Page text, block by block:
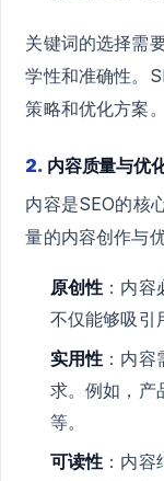
关键词的选择需
学性和准确性。
策略和优化方案。
2. 内容质量与优
内容是SEO的核
量的内容创作与
原创性 ：内
不仅能够吸引
实用性 ：内
求。例如，产
等。
可读性 ：内